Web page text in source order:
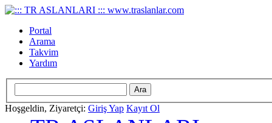
Portal
Arama
Takvim
Yardım
Hoşgeldin, Ziyaretçi: Giriş Yap Kayıt Ol